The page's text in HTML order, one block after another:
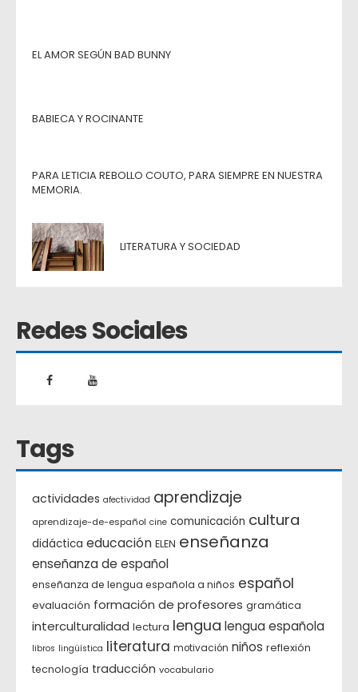
EL AMOR SEGÚN BAD BUNNY
BABIECA Y ROCINANTE
PARA LETICIA REBOLLO COUTO, PARA SIEMPRE EN NUESTRA
MEMORIA.
LITERATURA Y SOCIEDAD
Redes Sociales
Tags
actividades afectividad aprendizaje
aprendizaje-de-español cine comunicación cultura
didáctica educación ELEN enseñanza
enseñanza de español
enseñanza de lengua española a niños español
evaluación formación de profesores gramática
interculturalidad lectura lengua lengua española
libros lingüística literatura motivación niños reflexión
tecnología traducción vocabulario